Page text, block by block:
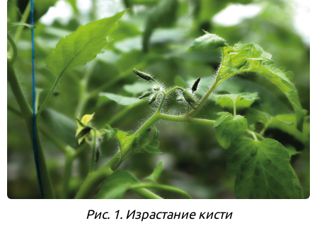
Рис. 1. Израстание кисти